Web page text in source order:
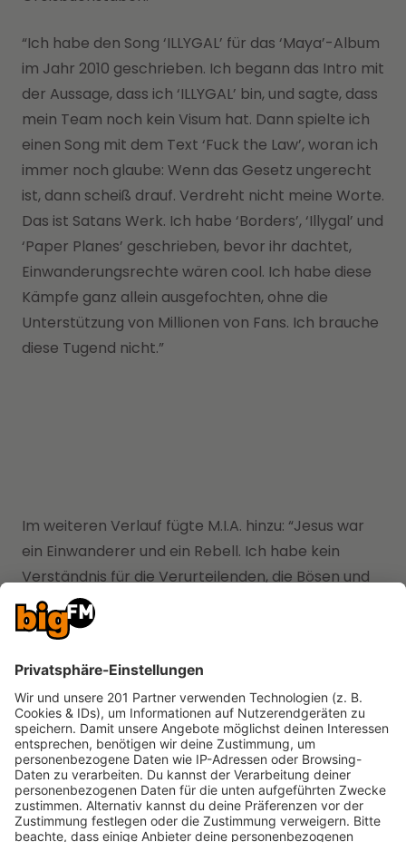
“Ich habe den Song ‘ILLYGAL’ für das ‘Maya’-Album
im Jahr 2010 geschrieben. Ich begann das Intro mit
der Aussage, dass ich ‘ILLYGAL’ bin, und sagte, dass
mein Team noch kein Visum hat. Dann spielte ich
einen Song mit dem Text ‘Fuck the Law’, woran ich
immer noch glaube: Wenn das Gesetz ungerecht
ist, dann scheiß drauf. Verdreht nicht meine Worte.
Das ist Satans Werk. Ich habe ‘Borders’, ‘Illygal’ und
‘Paper Planes’ geschrieben, bevor ihr dachtet,
Einwanderungsrechte wären cool. Ich habe diese
Kämpfe ganz allein ausgefochten, ohne die
Unterstützung von Millionen von Fans. Ich brauche
diese Tugend nicht.”
Im weiteren Verlauf fügte M.I.A. hinzu: “Jesus war
ein Einwanderer und ein Rebell. Ich habe kein
Verständnis für die Verurteilenden, die Bösen und
die Unwissenden, denn diese Geister müssen wir in
unserem Leben und in dieser Welt überwinden.
dieser Welt gibt. Ich bin stolz auf diejenigen, die
jeden Tag dafür kämpfen. Gott segne euch.”